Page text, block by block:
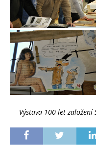
Výstava 100 let založení